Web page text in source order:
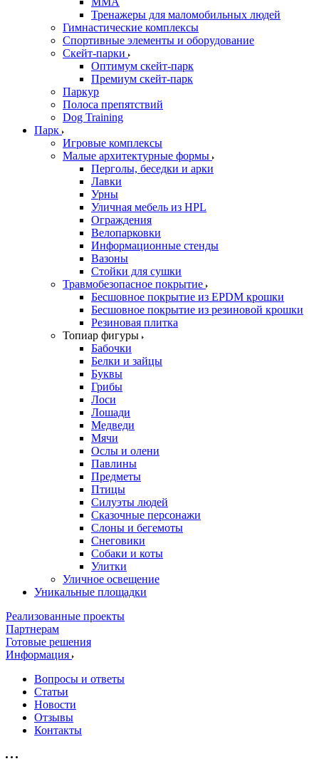
Тренажеры для маломобильных людей
Гимнастические комплексы
Спортивные элементы и оборудование
Скейт-парки
Оптимум скейт-парк
Премиум скейт-парк
Паркур
Полоса препятствий
Dog Training
Парк
Игровые комплексы
Малые архитектурные формы
Перголы, беседки и арки
Лавки
Урны
Уличная мебель из HPL
Ограждения
Велопарковки
Информационные стенды
Вазоны
Стойки для сушки
Травмобезопасное покрытие
Бесшовное покрытие из EPDM крошки
Бесшовное покрытие из резиновой крошки
Резиновая плитка
Топиар фигуры
Бабочки
Белки и зайцы
Буквы
Грибы
Лоси
Лошади
Медведи
Мячи
Ослы и олени
Павлины
Предметы
Птицы
Силуэты людей
Сказочные персонажи
Слоны и бегемоты
Снеговики
Собаки и коты
Улитки
Уличное освещение
Уникальные площадки
Реализованные проекты
Партнерам
Готовые решения
Информация
Вопросы и ответы
Статьи
Новости
Отзывы
Контакты